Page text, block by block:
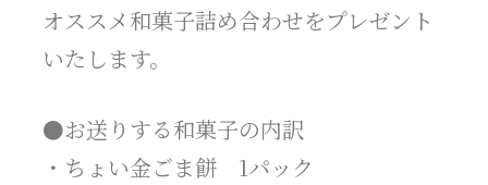
オススメ和菓子詰め合わせをプレゼント
いたします。
●お送りする和菓子の内訳
・ちょい金ごま餅 1パック